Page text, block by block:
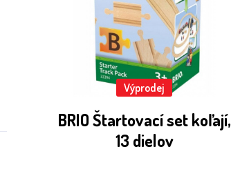
Výprodej
BRIO Štartovací set koľají,
13 dielov